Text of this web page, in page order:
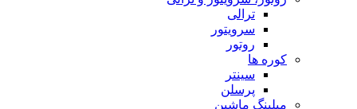
ترالی
سرویتور
روتور
کوره ها
سینتر
پرسلن
میلینگ ماشین